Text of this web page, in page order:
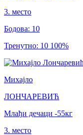
3. место
Бодова: 10
Тренутно: 10 100%
Михајло
ЛОНЧАРЕВИЋ
Млађи дечаци -55кг
3. место